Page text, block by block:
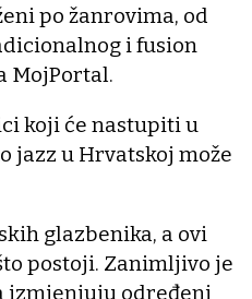
po žanrovima, od
i fusion
MojPortal.
koji će nastupiti u
jazz u Hrvatskoj može
glazbenika, a ovi
postoji. Zanimljivo je
izmjenjuju određeni